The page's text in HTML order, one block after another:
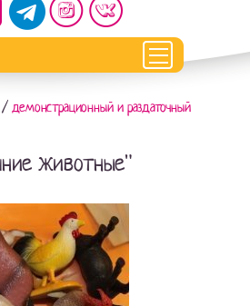
/ демонстрационный и раздаточный
животные"